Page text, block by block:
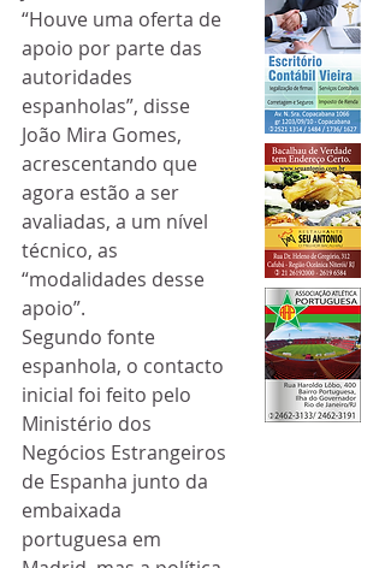
“Houve uma oferta de
apoio por parte das
autoridades
espanholas”, disse
João Mira Gomes,
acrescentando que
agora estão a ser
avaliadas, a um nível
técnico, as
“modalidades desse
apoio”.
Segundo fonte
espanhola, o contacto
inicial foi feito pelo
Ministério dos
Negócios Estrangeiros
de Espanha junto da
embaixada
portuguesa em